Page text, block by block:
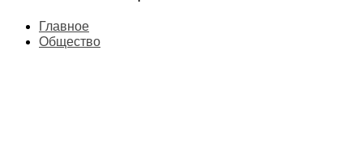
Главное
Общество